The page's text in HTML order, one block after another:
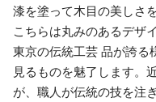
漆を塗って木目の美しさ
こちらは丸みのあるデザ
東京の伝統工芸 品が誇る
見るものを魅了します。
が、職人が伝統の技を注